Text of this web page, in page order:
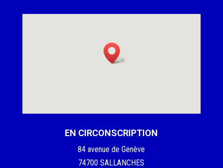
EN CIRCONSCRIPTION
84 avenue de Genève
74700 SALLANCHES